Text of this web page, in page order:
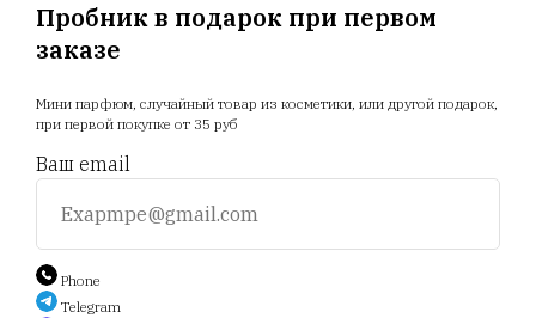
Пробник в подарок при первом
заказе
Мини парфюм, случайный товар из косметики, или другой подарок,
при первой покупке от 35 руб
Ваш email
Phone
Telegram
Акции Отзывы
+375 25 794 81 89